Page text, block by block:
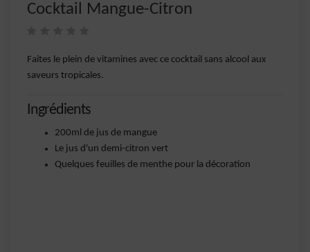
Cocktail Mangue-Citron
Faites le plein de vitamines avec ce cocktail sans alcool aux
saveurs tropicales.
Ingrédients
200ml de jus de mangue
Le jus d'un demi-citron vert
Quelques feuilles de menthe pour la décoration